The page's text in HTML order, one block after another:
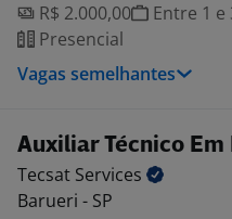
R$ 2.000,00
Entre 1 e
Presencial
Vagas semelhantes
Auxiliar Técnico
Tecsat Services
Barueri - SP